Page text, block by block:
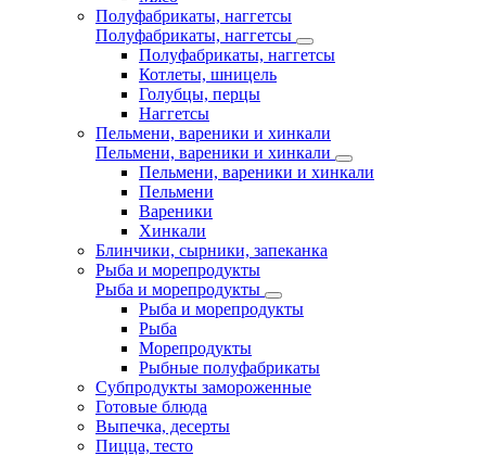
Полуфабрикаты, наггетсы
Полуфабрикаты, наггетсы
Полуфабрикаты, наггетсы
Котлеты, шницель
Голубцы, перцы
Наггетсы
Пельмени, вареники и хинкали
Пельмени, вареники и хинкали
Пельмени, вареники и хинкали
Пельмени
Вареники
Хинкали
Блинчики, сырники, запеканка
Рыба и морепродукты
Рыба и морепродукты
Рыба и морепродукты
Рыба
Морепродукты
Рыбные полуфабрикаты
Субпродукты замороженные
Готовые блюда
Выпечка, десерты
Пицца, тесто